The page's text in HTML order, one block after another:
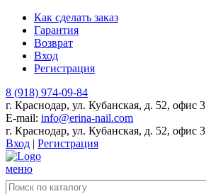
Как сделать заказ
Гарантия
Возврат
Вход
Регистрация
8 (918) 974-09-84
г. Краснодар, ул. Кубанская, д. 52, офис 3
E-mail: info@erina-nail.com
г. Краснодар, ул. Кубанская, д. 52, офис 3
Вход | Регистрация
меню